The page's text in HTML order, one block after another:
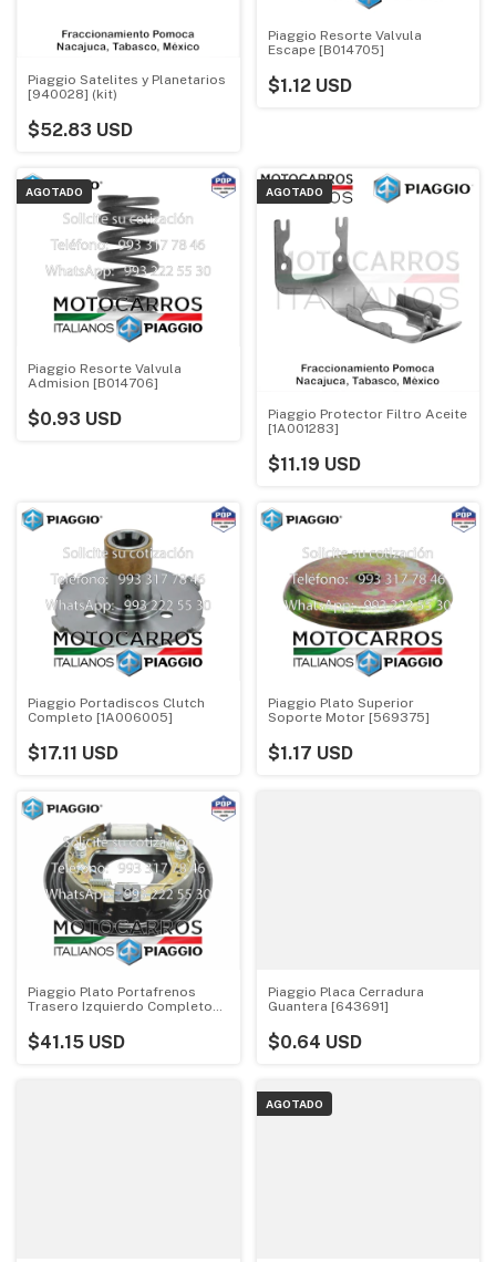
Piaggio Satelites y Planetarios
[940028] (kit)
$52.83 USD
Piaggio Resorte Valvula
Escape [B014705]
$1.12 USD
AGOTADO
Piaggio Resorte Valvula
Admision [B014706]
$0.93 USD
AGOTADO
Piaggio Protector Filtro Aceite
[1A001283]
$11.19 USD
Piaggio Portadiscos Clutch
Completo [1A006005]
$17.11 USD
Piaggio Plato Superior
Soporte Motor [569375]
$1.17 USD
Piaggio Plato Portafrenos
Trasero Izquierdo Completo
$41.15 USD
Piaggio Placa Cerradura
Guantera [643691]
$0.64 USD
AGOTADO